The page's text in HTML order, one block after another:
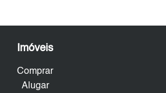
Imóveis
Comprar
Alugar